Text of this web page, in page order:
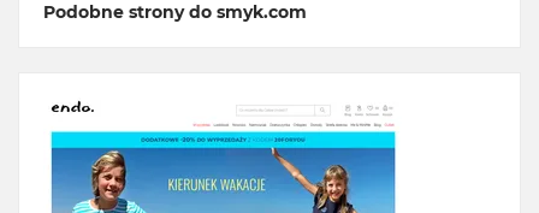
Podobne strony do smyk.com